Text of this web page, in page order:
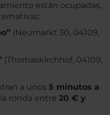
están ocupadas,
(Neumarkt 30, 04109,
(Thomaskirchhof, 04109,
a unos 5 minutos a
ronda entre 20 € y